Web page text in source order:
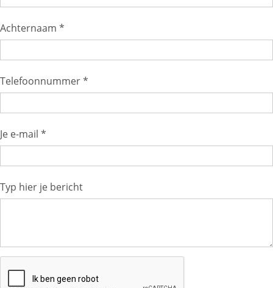
Achternaam *
Telefoonnummer *
Je e-mail *
Typ hier je bericht